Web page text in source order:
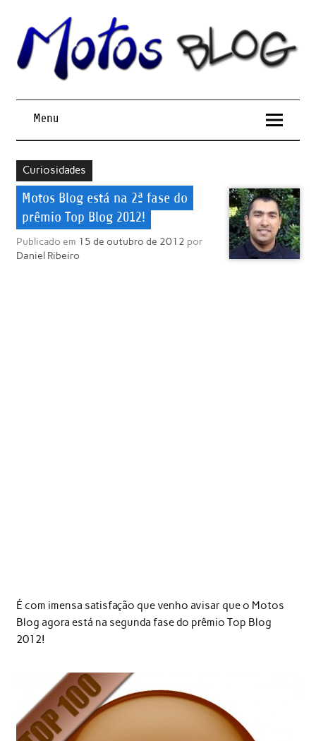
Menu
Curiosidades
Motos Blog está na 2ª fase do
prêmio Top Blog 2012!
Publicado em 15 de outubro de 2012 por
Daniel Ribeiro
É com imensa satisfação que venho avisar que o Motos
Blog agora está na segunda fase do prêmio Top Blog
2012!